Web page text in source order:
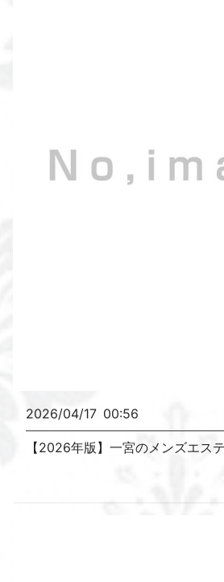
2026/04/17 00:56
【2026年版】一宮のメンズエス